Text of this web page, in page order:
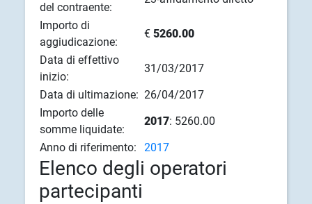
del contraente:
Importo di
aggiudicazione:
€ 5260.00
Data di effettivo
inizio:
31/03/2017
Data di ultimazione: 26/04/2017
Importo delle
somme liquidate:
2017: 5260.00
Anno di riferimento:
2017
Elenco degli operatori
partecipanti